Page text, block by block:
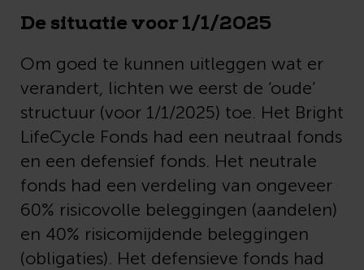
De situatie voor 1/1/2025
Om goed te kunnen uitleggen wat er
verandert, lichten we eerst de ‘oude’
structuur (voor 1/1/2025) toe. Het Bright
LifeCycle Fonds had een neutraal fonds
en een defensief fonds. Het neutrale
fonds had een verdeling van ongeveer
60% risicovolle beleggingen (aandelen)
en 40% risicomijdende beleggingen
(obligaties). Het defensieve fonds had